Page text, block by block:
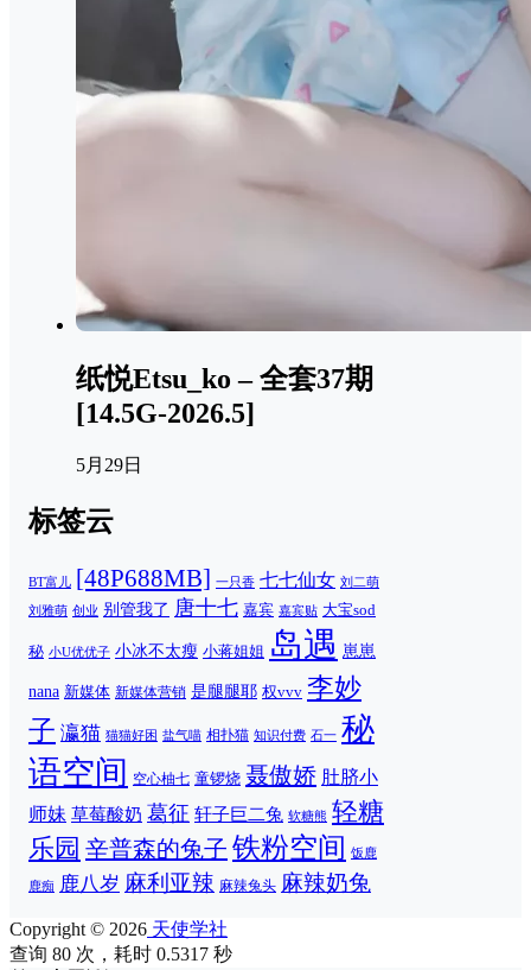
纸悦Etsu_ko – 全套37期
[14.5G-2026.5]
5月29日
标签云
BT富儿 [48P688MB] 一只香 七七仙女 刘二萌
刘雅萌 创业 别管我了 唐十七 嘉宾 嘉宾贴 大宝sod
秘 小U优优子 小冰不太瘦 小蒋姐姐 岛遇 崽崽
nana 新媒体 新媒体营销 是腿腿耶 权vvv 李妙
子 瀛猫 猫猫好困 盐气喵 相扑猫 知识付费 石一 秘
语空间
空心柚七 童锣烧 聂傲娇 肚脐小
师妹 草莓酸奶 葛征 轩子巨二兔 软糖熊 轻糖
乐园 辛普森的兔子 铁粉空间 饭鹿
鹿痴 鹿八岁 麻利亚辣 麻辣兔头 麻辣奶兔
Copyright © 2026 天使学社
查询 80 次，耗时 0.5317 秒